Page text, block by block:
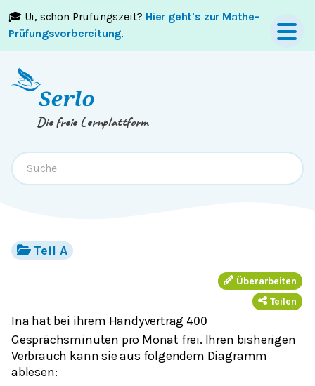
🎓 Ui, schon Prüfungszeit? Hier geht's zur Mathe-
Prüfungsvorbereitung.
Springe zumInhaltoderFooter
Die freie Lernplattform
Teil A
Überarbeiten
Teilen
Ina hat bei ihrem Handyvertrag400
Gesprächsminuten pro Monat frei. Ihren bisherigen
Verbrauch kann sie aus folgendem Diagramm
ablesen: